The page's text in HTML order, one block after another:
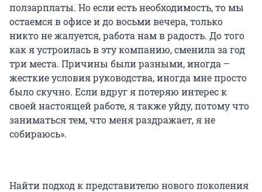
ползарплаты. Но если есть необходимость, то мы
остаемся в офисе и до восьми вечера, только
никто не жалуется, работа нам в радость. До того
как я устроилась в эту компанию, сменила за год
три места. Причины были разными, иногда –
жесткие условия руководства, иногда мне просто
было скучно. Если вдруг я потеряю интерес к
своей настоящей работе, я также уйду, потому что
заниматься тем, что меня раздражает, я не
собираюсь».
Найти подход к представителю нового поколения